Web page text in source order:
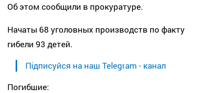
Об этом сообщили в прокуратуре.
Начаты 68 уголовных производств по факту
гибели 93 детей.
Підписуйся на наш Telegram - канал
Погибшие: